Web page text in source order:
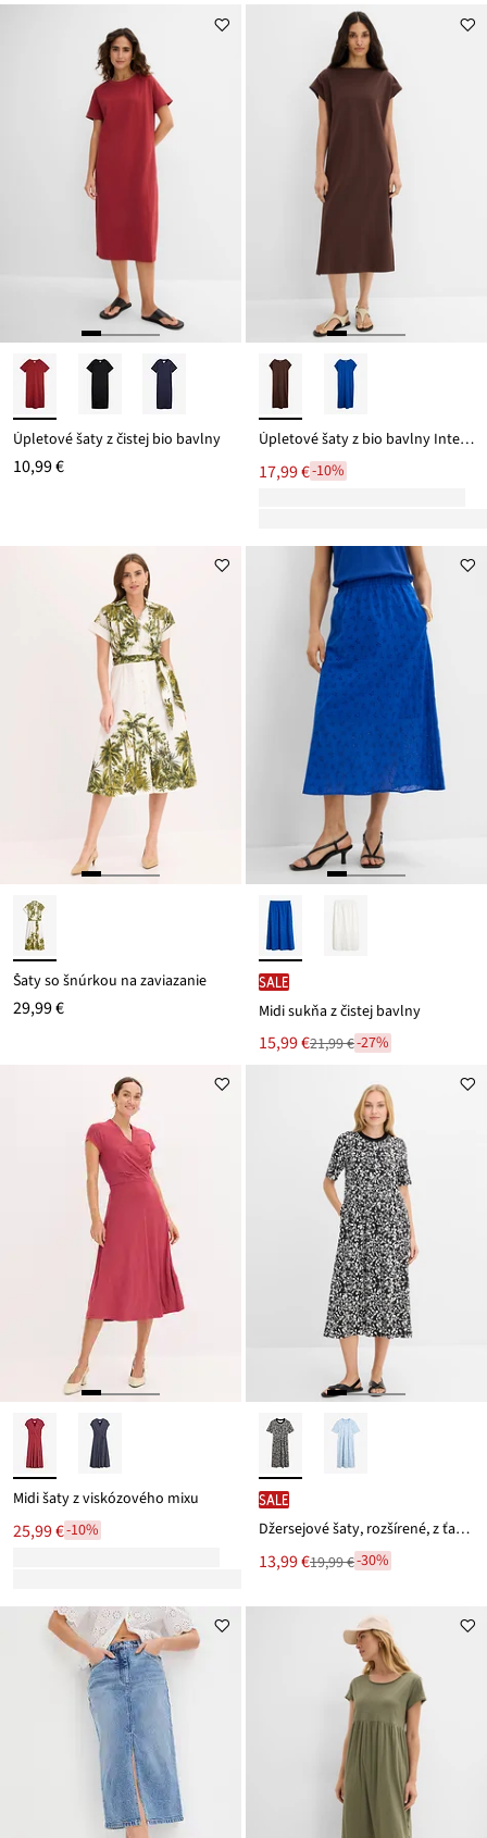
Úpletové šaty z čistej bio bavlny
10,99 €
Úpletové šaty z bio bavlny Interlock
17,99 €-10%
Šaty so šnúrkou na zaviazanie
29,99 €
SALE
Midi sukňa z čistej bavlny
Nová
cena
15,99 €
Zľava 21,99 €-27%
Midi šaty z viskózového mixu
25,99 €-10%
SALE
Džersejové šaty, rozšírené, z ťažkej bio bavlny
Nová
cena
13,99 €
Zľava
ceny
19,99 €-30%